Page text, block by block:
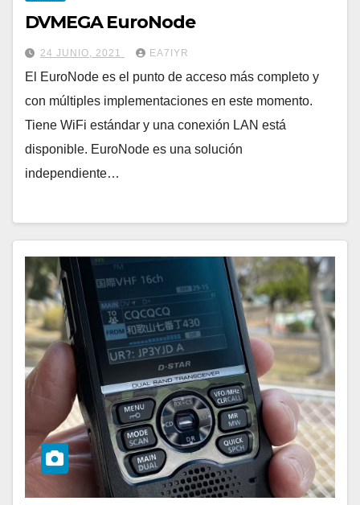
DVMEGA EuroNode
24 JUNIO, 2021 EA7IYR
El EuroNode es el punto de acceso más completo y
con múltiples implementaciones en este momento.
Tiene WiFi estándar y una conexión LAN está
disponible. EuroNode es una solución
independiente…